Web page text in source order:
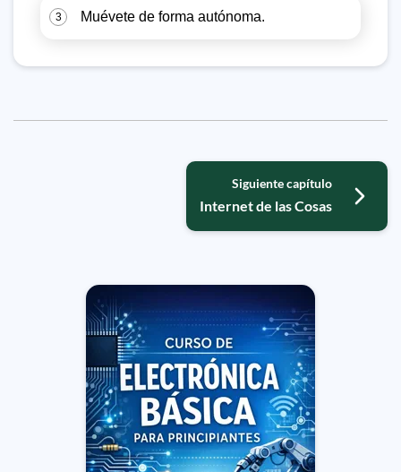
3 Muévete de forma autónoma.
Siguiente capítulo
Internet de las Cosas